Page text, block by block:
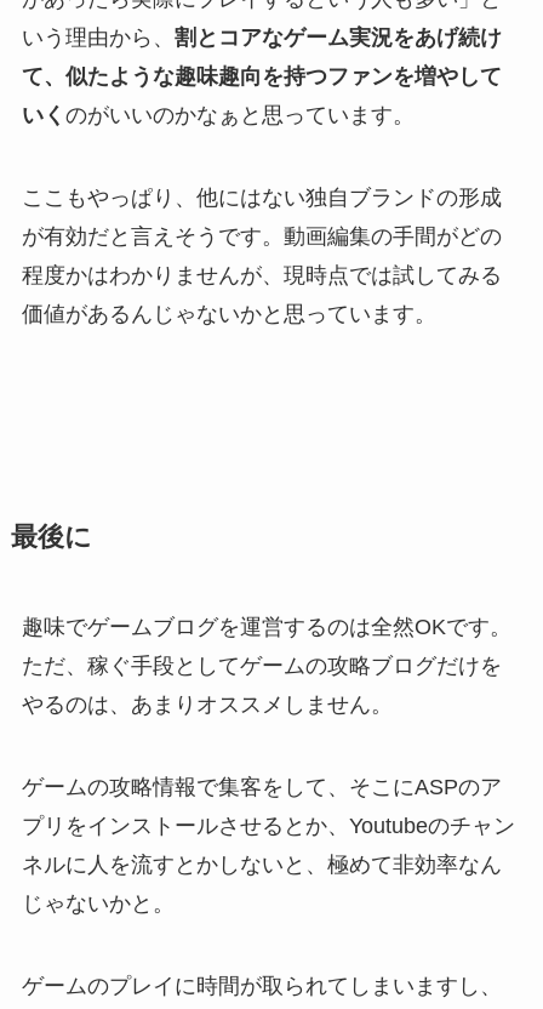
いう理由から、 割とコアなゲーム実況をあげ続け
て、似たような趣味趣向を持つファンを増やして
いく のがいいのかなぁと思っています。
ここもやっぱり、他にはない独自ブランドの形成
が有効だと言えそうです。動画編集の手間がどの
程度かはわかりませんが、現時点では試してみる
価値があるんじゃないかと思っています。
最後に
趣味でゲームブログを運営するのは全然OKです。
ただ、稼ぐ手段としてゲームの攻略ブログだけを
やるのは、あまりオススメしません。
ゲームの攻略情報で集客をして、そこにASPのア
プリをインストールさせるとか、Youtubeのチャン
ネルに人を流すとかしないと、極めて非効率なん
じゃないかと。
ゲームのプレイに時間が取られてしまいますし、